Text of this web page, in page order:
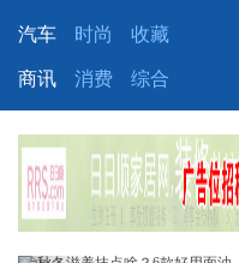
汽车 时尚 收藏
商讯 消费 综合